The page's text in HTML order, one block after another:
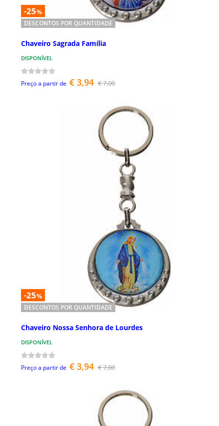
-25%
DESCONTOS POR QUANTIDADE
Chaveiro Sagrada Família
DISPONÍVEL
Preço a partir de € 3,94 € 7,00
-25%
DESCONTOS POR QUANTIDADE
Chaveiro Nossa Senhora de Lourdes
DISPONÍVEL
Preço a partir de € 3,94 € 7,00